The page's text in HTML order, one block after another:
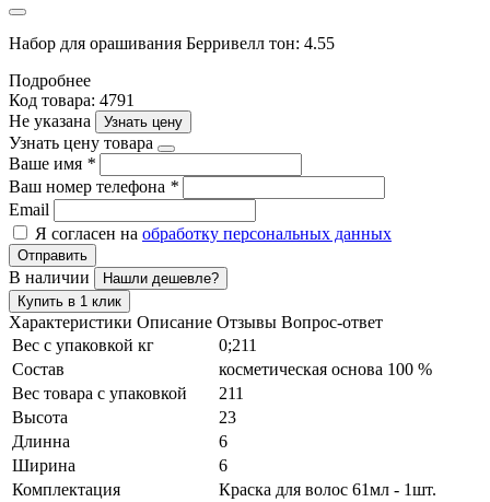
Набор для орашивания Берривелл тон: 4.55
Подробнее
Код товара: 4791
Не указана
Узнать цену
Узнать цену товара
Ваше имя *
Ваш номер телефона *
Email
Я согласен на обработку персональных данных
Отправить
В наличии
Нашли дешевле?
Купить в 1 клик
Характеристики Описание Отзывы Вопрос-ответ
Вес с упаковкой кг
0;211
Состав
косметическая основа 100 %
Вес товара с упаковкой
211
Высота
23
Длинна
6
Ширина
6
Комплектация
Краска для волос 61мл - 1шт.